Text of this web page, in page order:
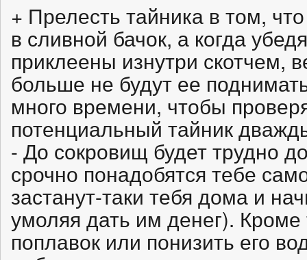
+ Прелесть тайника в том,
в сливной бачок, а когда
приклеены изнутри скотчем,
больше не будут ее
много времени, чтобы
потенциальный тайник
- До сокровищ будет трудно
срочно понадобятся тебе
застанут-таки тебя дома и
умоляя дать им денег). Кроме
поплавок или понизить его